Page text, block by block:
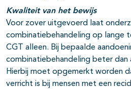
Kwaliteit van het bewijs
Voor zover uitgevoerd laat
combinatiebehandeling op lange
CGT alleen. Bij bepaalde
combinatiebehandeling beter dan
Hierbij moet opgemerkt worden
verricht is bij mensen met een